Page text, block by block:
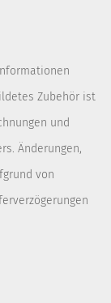
Zubehör ist
und
Änderungen,
von